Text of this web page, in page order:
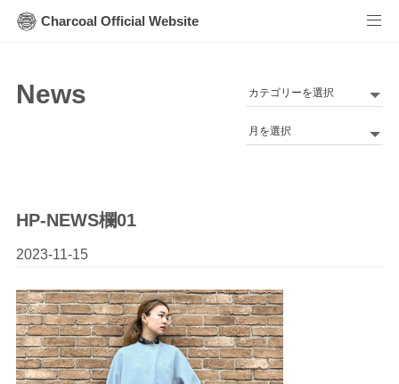
Charcoal Official Website
News
カ
ゴArchives
HP-NEWS欄01
2023-11-15